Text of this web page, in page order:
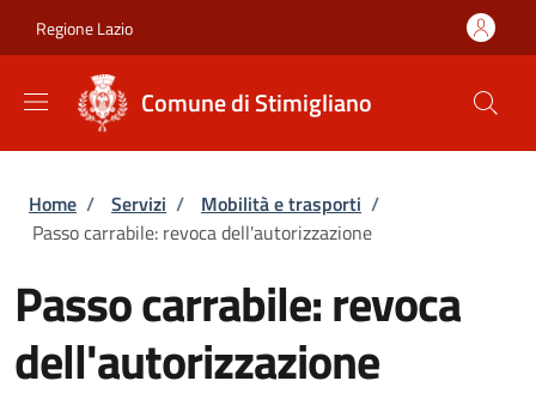
Regione Lazio
Comune di Stimigliano
Briciole di pane
Home / Servizi / Mobilità e trasporti /
Passo carrabile: revoca dell'autorizzazione
Passo carrabile: revoca
dell'autorizzazione